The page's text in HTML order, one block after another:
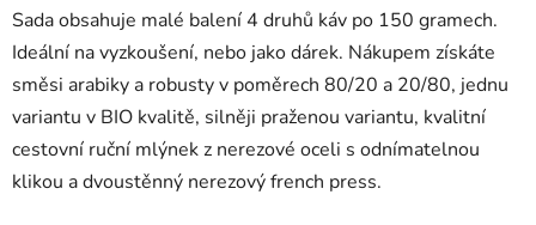
Sada obsahuje malé balení 4 druhů káv po 150 gramech.
Ideální na vyzkoušení, nebo jako dárek. Nákupem získáte
směsi arabiky a robusty v poměrech 80/20 a 20/80, jednu
variantu v BIO kvalitě, silněji praženou variantu, kvalitní
cestovní ruční mlýnek z nerezové oceli s odnímatelnou
klikou a dvoustěnný nerezový french press.